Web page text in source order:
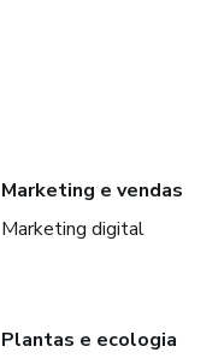
Marketing e vendas
Marketing digital
Plantas e ecologia